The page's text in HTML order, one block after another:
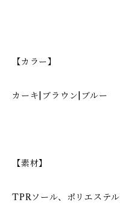
【カラー】
カーキ|ブラウン|ブルー
【素材】
TPRソール、ポリエステル